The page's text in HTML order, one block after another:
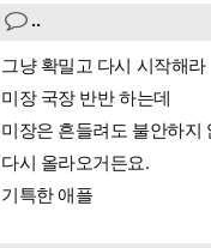
..
그냥 확밀고 다시 시작해라
미장 국장 반반 하는데
미장은 흔들려도 불안하지
다시 올라오거든요.
기특한 애플